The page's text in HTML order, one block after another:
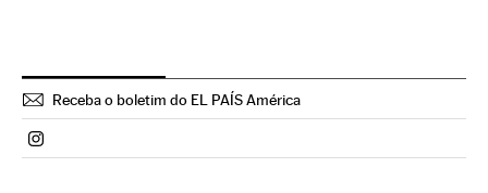
Receba o boletim do EL PAÍS América
Politica El País Brasil en Instagram